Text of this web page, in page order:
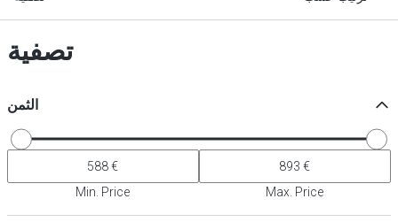
تصفية
الثمن
Min. Price Max. Price